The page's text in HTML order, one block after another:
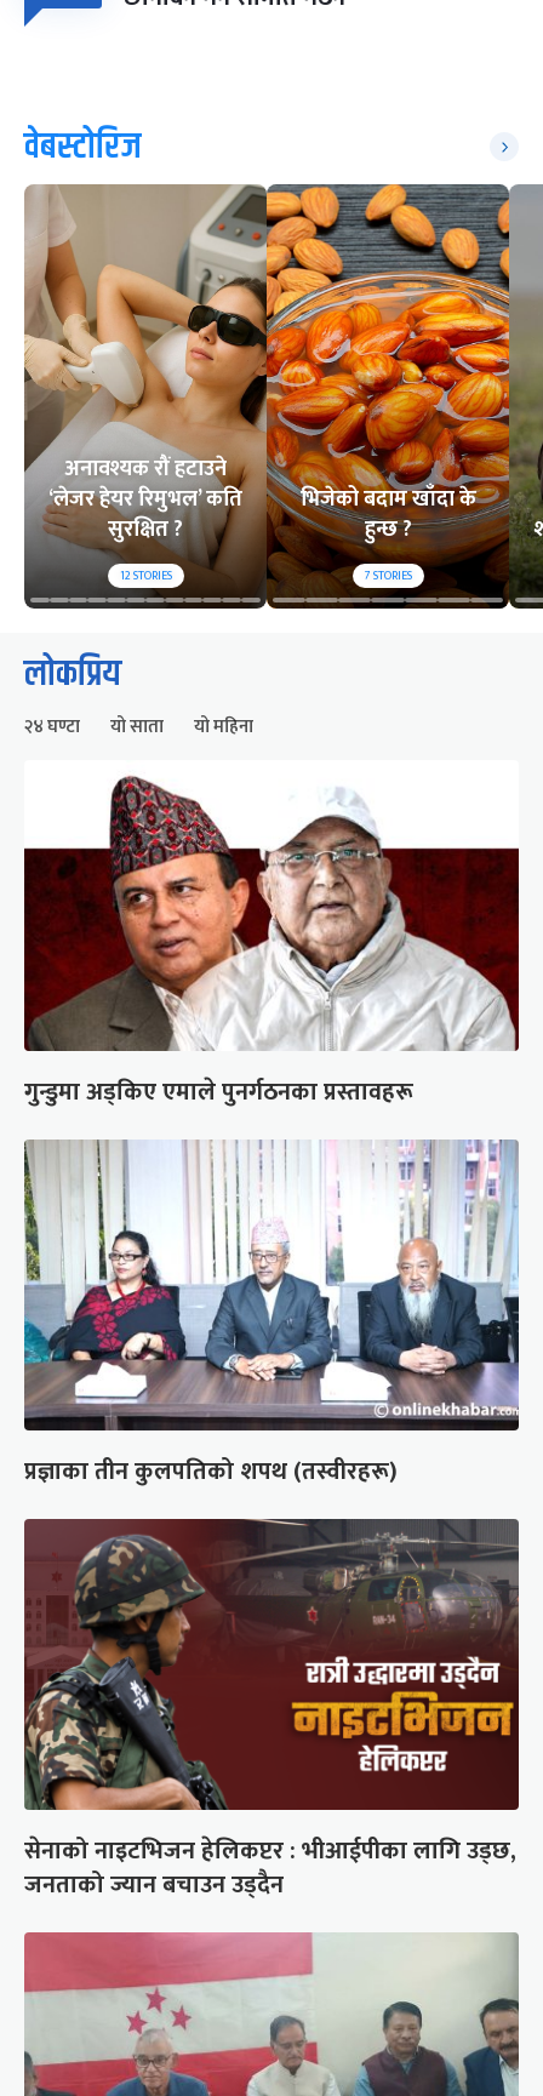
वेबस्टोरिज
अनावश्यक रौं हटाउने
‘लेजर हेयर रिमुभल’ कति
सुरक्षित ?
12STORIES
भिजेको बदाम खाँदा के
हुन्छ ?
7STORIES
लोकप्रिय
२४ घण्टा यो साता यो महिना
गुन्डुमा अड्किए एमाले पुनर्गठनका प्रस्तावहरू
प्रज्ञाका तीन कुलपतिको शपथ (तस्वीरहरू)
सेनाको नाइटभिजन हेलिकप्टर : भीआईपीका लागि उड्छ,
जनताको ज्यान बचाउन उड्दैन